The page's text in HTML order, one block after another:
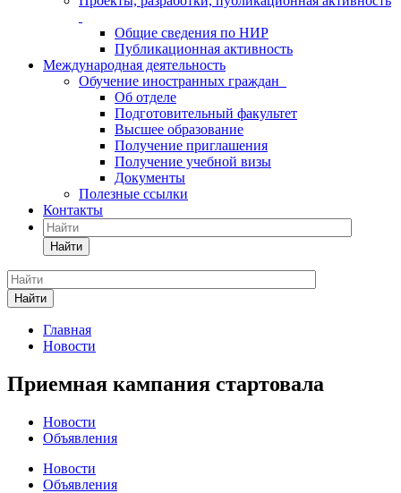
Общие сведения по НИР
Публикационная активность
Международная деятельность
Обучение иностранных граждан
Об отделе
Подготовительный факультет
Высшее образование
Получение приглашения
Получение учебной визы
Документы
Полезные ссылки
Контакты
Найти
Найти
Главная
Новости
Приемная кампания стартовала
Новости
Объявления
Новости
Объявления